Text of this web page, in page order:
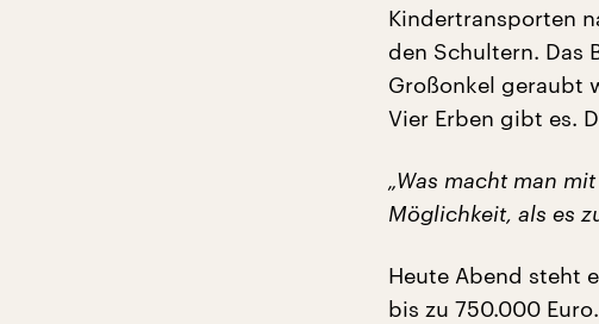
Kindertransporten
den Schultern. Das
Großonkel geraubt
Vier Erben gibt es.
„Was macht man
Möglichkeit, als es
Heute Abend steht
bis zu 750.000